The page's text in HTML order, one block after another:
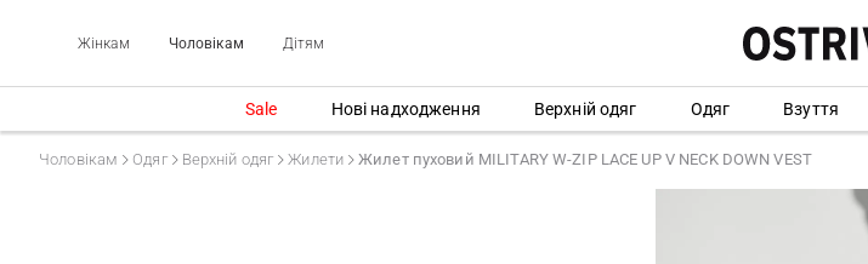
Жінкам Чоловікам Дітям
Sale Нові надходження Верхній одяг Одяг Взуття
Чоловікам Одяг Верхній одяг Жилети Жилет пуховий MILITARY W-ZIP LACE UP V NECK DOWN VEST